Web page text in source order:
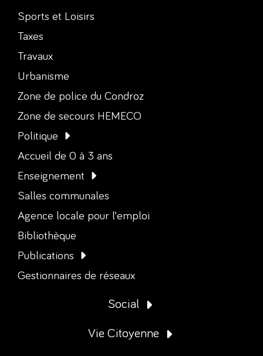
Sports et Loisirs
Taxes
Travaux
Urbanisme
Zone de police du Condroz
Zone de secours HEMECO
Politique
Accueil de 0 à 3 ans
Enseignement
Salles communales
Agence locale pour l’emploi
Bibliothèque
Publications
Gestionnaires de réseaux
Social
Vie Citoyenne